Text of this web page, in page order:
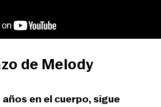
de Melody
en el cuerpo, sigue